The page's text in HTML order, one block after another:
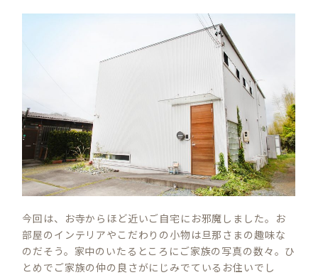
今回は、お寺からほど近いご自宅にお邪魔しました。お
部屋のインテリアやこだわりの小物は旦那さまの趣味な
のだそう。家中のいたるところにご家族の写真の数々。ひ
とめでご家族の仲の良さがにじみでているお住いでし